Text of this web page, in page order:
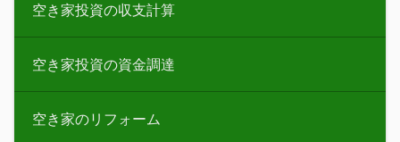
空き家投資の収支計算
空き家投資の資金調達
空き家のリフォーム